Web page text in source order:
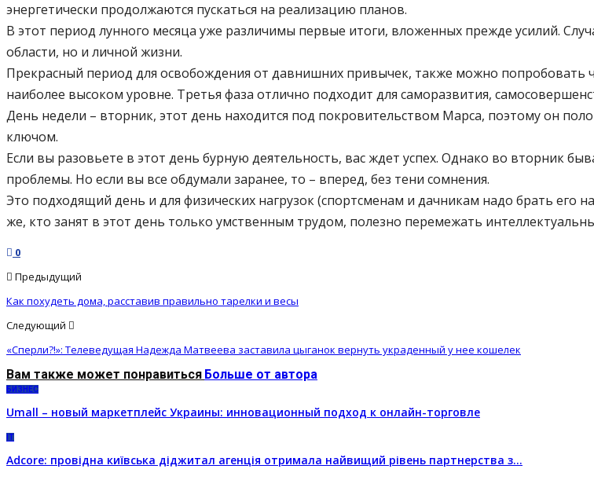
энергетически продолжаются пускаться на реализацию планов.
В этот период лунного месяца уже различимы первые итоги, вложенных прежде усилий.
области, но и личной жизни.
Прекрасный период для освобождения от давнишних привычек, также можно попробовать
наиболее высоком уровне. Третья фаза отлично подходит для саморазвития,
День недели – вторник, этот день находится под покровительством Марса, поэтому он
ключом.
Если вы разовьете в этот день бурную деятельность, вас ждет успех. Однако во вторник
проблемы. Но если вы все обдумали заранее, то – вперед, без тени сомнения.
Это подходящий день и для физических нагрузок (спортсменам и дачникам надо брать его
же, кто занят в этот день только умственным трудом, полезно перемежать
0
Предыдущий
Как похудеть дома, расставив правильно тарелки и весы
Следующий
«Сперли?!»: Телеведущая Надежда Матвеева заставила цыганок вернуть украденный у нее кошелек
Вам также может понравиться Больше от автора
БИЗНЕС
Umall – новый маркетплейс Украины: инновационный подход к онлайн-торговле
Adcore: провідна київська діджитал агенція отримала найвищий рівень партнерства з…